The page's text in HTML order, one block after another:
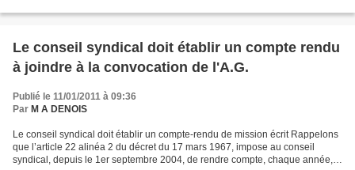
Le conseil syndical doit établir un compte rendu
à joindre à la convocation de l'A.G.
Publié le 11/01/2011 à 09:36
Par M A DENOIS
Le conseil syndical doit établir un compte-rendu de mission écrit Rappelons
que l’article 22 alinéa 2 du décret du 17 mars 1967, impose au conseil
syndical, depuis le 1er septembre 2004, de rendre compte, chaque année,